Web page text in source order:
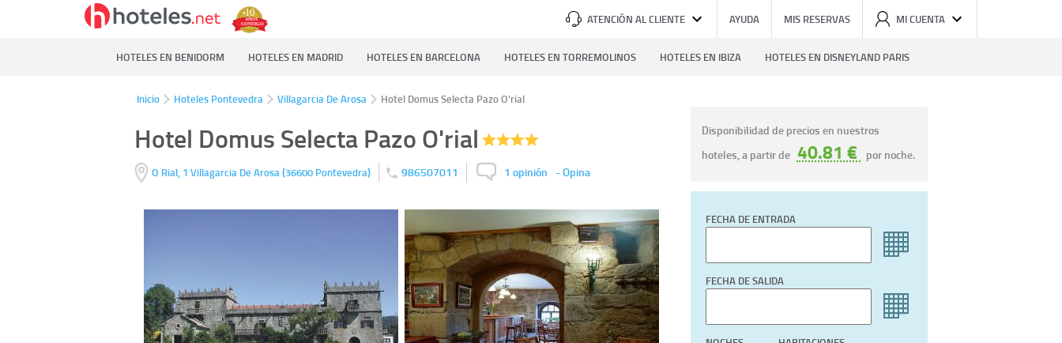
ATENCIÓN AL CLIENTE AYUDA MIS RESERVAS MI CUENTA
HOTELES EN BENIDORM HOTELES EN MADRID HOTELES EN BARCELONA HOTELES EN TORREMOLINOS HOTELES EN IBIZA HOTELES EN DISNEYLAND PARIS
Inicio Hoteles Pontevedra Villagarcia De Arosa Hotel Domus Selecta Pazo O'rial
Hotel Domus Selecta Pazo O'rial
O Rial, 1 Villagarcia De Arosa(36600 Pontevedra) 986507011 1 opinión -Opina
Disponibilidad de precios en nuestros
hoteles, a partir de 40.81 € por noche.
FECHA DE ENTRADA
FECHA DE SALIDA